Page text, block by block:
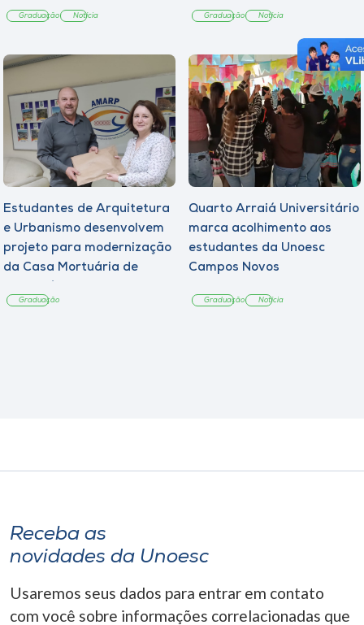
Graduação Notícia Graduação Notícia
Estudantes de Arquitetura
e Urbanismo desenvolvem
projeto para modernização
da Casa Mortuária de
Graduação
Quarto Arraiá Universitário
marca acolhimento aos
estudantes da Unoesc
Campos Novos
Graduação Notícia
Receba as
novidades da Unoesc
Usaremos seus dados para entrar em contato
com você sobre informações correlacionadas que